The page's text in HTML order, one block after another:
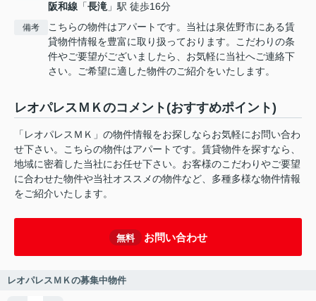
阪和線 「長滝」駅 徒歩16分
備考
こちらの物件はアパートです。当社は泉佐野市にある賃
貸物件情報を豊富に取り扱っております。こだわりの条
件やご要望がございましたら、お気軽に当社へご連絡下
さい。ご希望に適した物件のご紹介をいたします。
レオパレスＭＫのコメント(おすすめポイント)
「レオパレスＭＫ」の物件情報をお探しならお気軽にお問い合わ
せ下さい。こちらの物件はアパートです。賃貸物件を探すなら、
地域に密着した当社にお任せ下さい。お客様のこだわりやご要望
に合わせた物件や当社オススメの物件など、多種多様な物件情報
をご紹介いたします。
無料 お問い合わせ
レオパレスＭＫの募集中物件